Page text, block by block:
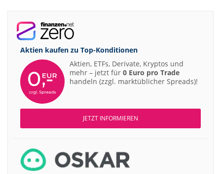
Aktien kaufen zu Top-Konditionen
Aktien, ETFs, Derivate, Kryptos und
mehr – jetzt für 0 Euro pro Trade
handeln (zzgl. marktüblicher Spreads)!
JETZT INFORMIEREN